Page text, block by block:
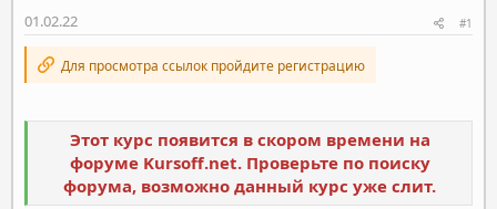
м
ы
а
а
01.02.22 #1
Для просмотра ссылок пройдите регистрацию
Этот курс появится в скором времени на
форуме Kursoff.net. Проверьте по поиску
форума, возможно данный курс уже слит.